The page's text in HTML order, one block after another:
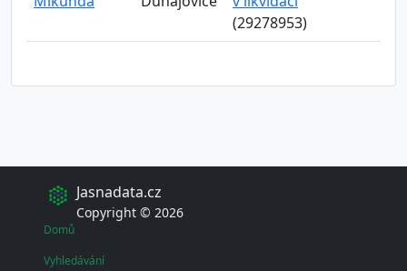
(29278953)
Jasnadata.cz
Copyright © 2026
Domů
Vyhledávání